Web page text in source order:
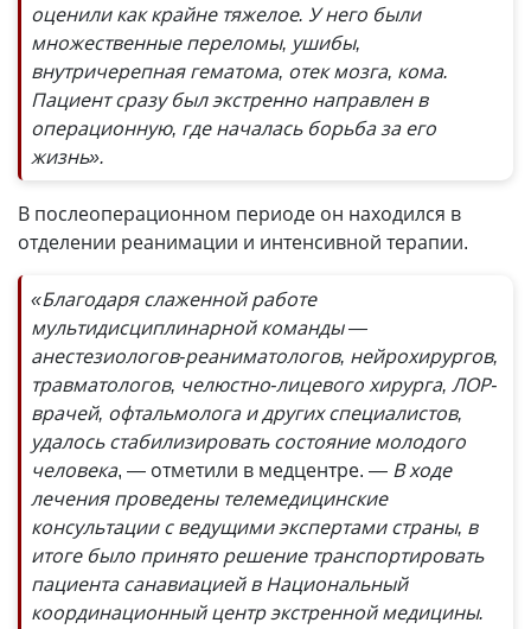
оценили как крайне тяжелое. У него были
множественные переломы, ушибы,
внутричерепная гематома, отек мозга, кома.
Пациент сразу был экстренно направлен в
операционную, где началась борьба за его
жизнь».
В послеоперационном периоде он находился в
отделении реанимации и интенсивной терапии.
«Благодаря слаженной работе
мультидисциплинарной команды —
анестезиологов-реаниматологов, нейрохирургов,
травматологов, челюстно-лицевого хирурга, ЛОР-
врачей, офтальмолога и других специалистов,
удалось стабилизировать состояние молодого
человека, — отметили в медцентре. — В ходе
лечения проведены телемедицинские
консультации с ведущими экспертами страны, в
итоге было принято решение транспортировать
пациента санавиацией в Национальный
координационный центр экстренной медицины.